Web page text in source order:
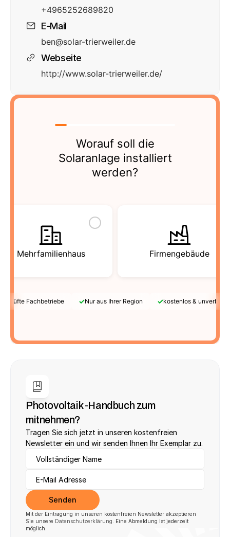
+4965252689820
E-Mail
ben@solar-trierweiler.de
Webseite
http://www.solar-trierweiler.de/
Worauf soll die
Solaranlage installiert
werden?
Mehrfamilienhaus Firmengebäude
Fachbetriebe ✓Nur aus Ihrer Region ✓kostenlos &
Photovoltaik -Handbuch zum
mitnehmen?
Tragen Sie sich jetzt in unseren kostenfreien
Newsletter ein und wir senden Ihnen Ihr Exemplar zu.
Senden
Mit der Eintragung in unseren kostenfreien Newsletter akzeptieren
Sie unsere Datenschutzerklärung . Eine Abmeldung ist jederzeit
möglich.